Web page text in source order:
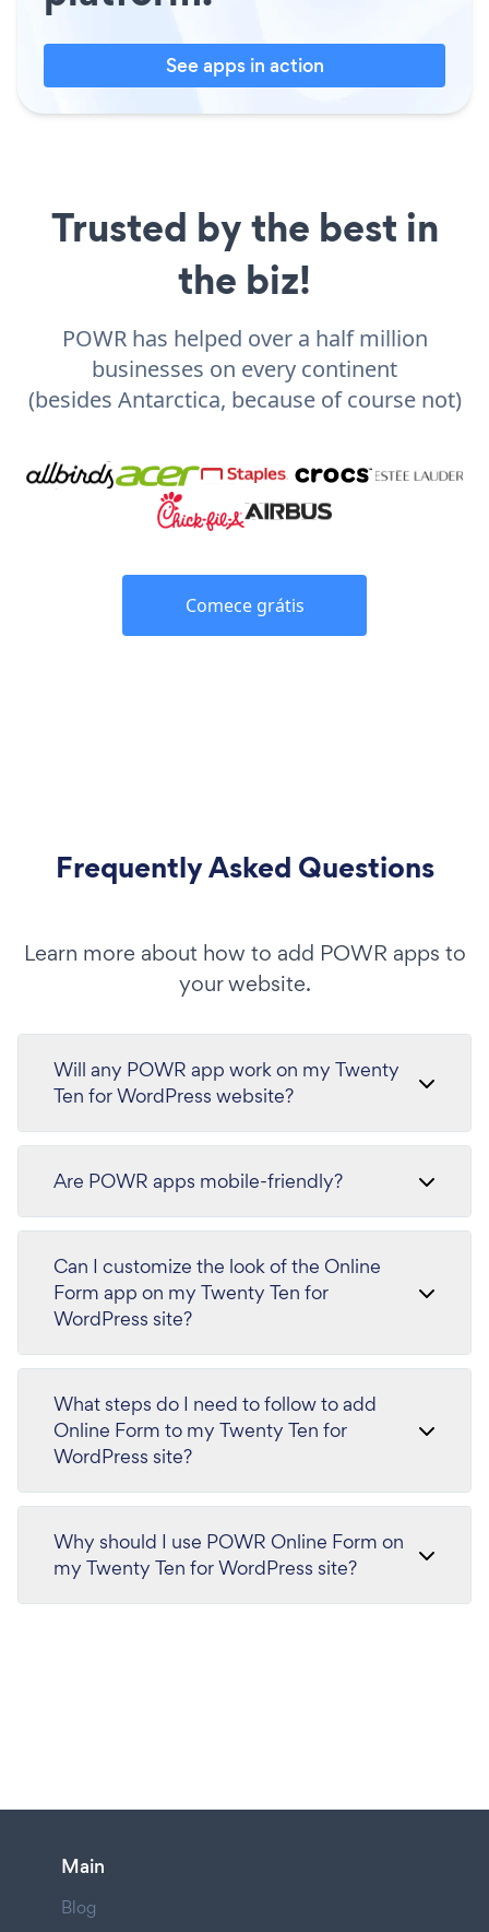
See apps in action
Trusted by the best in
the biz!
POWR has helped over a half million
businesses on every continent
(besides Antarctica, because of course not)
Comece grátis
Frequently Asked Questions
Learn more about how to add POWR apps to
your website.
Will any POWR app work on my Twenty
Ten for WordPress website?
Are POWR apps mobile-friendly?
Can I customize the look of the Online
Form app on my Twenty Ten for
WordPress site?
What steps do I need to follow to add
Online Form to my Twenty Ten for
WordPress site?
Why should I use POWR Online Form on
my Twenty Ten for WordPress site?
Main
Blog